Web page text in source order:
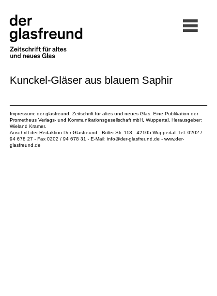
Kunckel-Gläser aus blauem Saphir
Impressum: der glasfreund. Zeitschrift für altes und neues Glas. Eine Publikation der
Prometheus Verlags- und Kommunikationsgesellschaft mbH , Wuppertal. Herausgeber:
Wieland Kramer.
Anschrift der Redaktion Der Glasfreund - Briller Str. 118 - 42105 Wuppertal. Tel. 0202 /
94 678 27 - Fax 0202 / 94 678 31 - E-Mail: info@der-glasfreund.de - www.der-
glasfreund.de